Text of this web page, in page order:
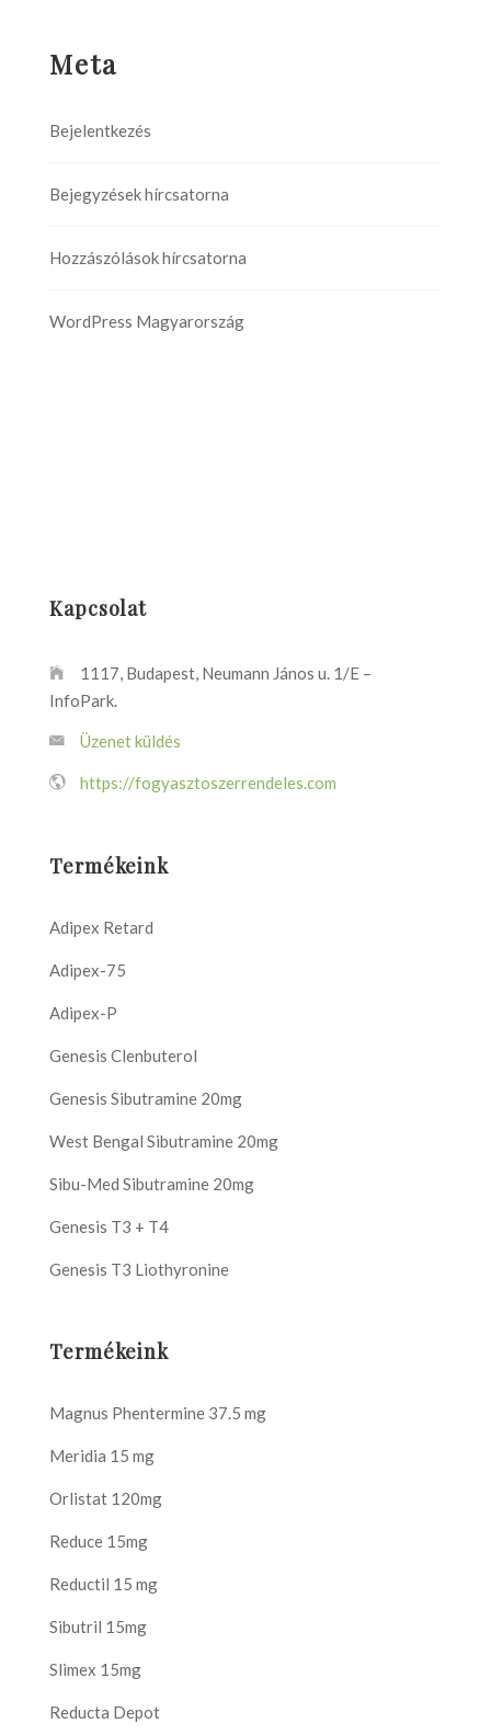
Meta
Bejelentkezés
Bejegyzések hírcsatorna
Hozzászólások hírcsatorna
WordPress Magyarország
Kapcsolat
1117, Budapest, Neumann János u. 1/E –
InfoPark.
Üzenet küldés
https://fogyasztoszerrendeles.com
Termékeink
Adipex Retard
Adipex-75
Adipex-P
Genesis Clenbuterol
Genesis Sibutramine 20mg
West Bengal Sibutramine 20mg
Sibu-Med Sibutramine 20mg
Genesis T3 + T4
Genesis T3 Liothyronine
Termékeink
Magnus Phentermine 37.5 mg
Meridia 15 mg
Orlistat 120mg
Reduce 15mg
Reductil 15 mg
Sibutril 15mg
Slimex 15mg
Reducta Depot